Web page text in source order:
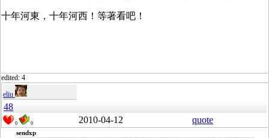
十年河東，十年河西！等著看吧！
edited: 4
eliu
48
0 0 2010-04-12 quote
sendxp